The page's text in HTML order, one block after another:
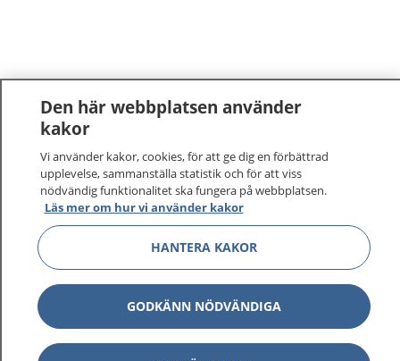
Den här webbplatsen använder
kakor
Vi använder kakor, cookies, för att ge dig en förbättrad
upplevelse, sammanställa statistik och för att viss
nödvändig funktionalitet ska fungera på webbplatsen.
Läs mer om hur vi använder kakor
HANTERA KAKOR
GODKÄNN NÖDVÄNDIGA